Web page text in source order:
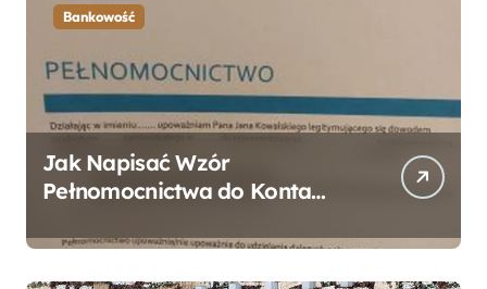
Bankowość
Jak Napisać Wzór
Pełnomocnictwa do Konta
Przewodnik